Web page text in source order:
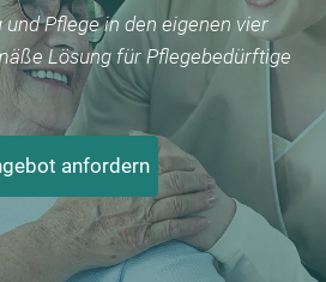
und Pflege in den eigenen vier
Lösung für Pflegebedürftige
anfordern